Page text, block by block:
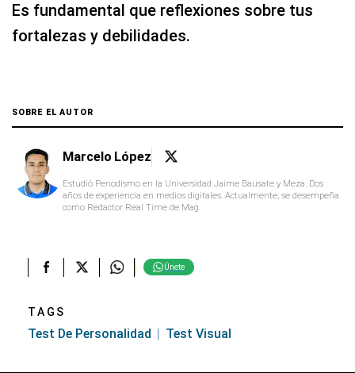
Es fundamental que reflexiones sobre tus
fortalezas y debilidades.
SOBRE EL AUTOR
Marcelo López
Estudió Periodismo en la Universidad Jaime Bausate y Meza. Dos
años de experiencia en medios digitales. Actualmente, se desempeña
como Redactor Real Time de Mag.
Únete
TAGS
Test De Personalidad Test Visual